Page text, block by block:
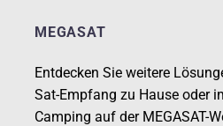
MEGASAT
Entdecken Sie weitere
Sat-Empfang zu Hause oder
Camping auf der MEGASAT-